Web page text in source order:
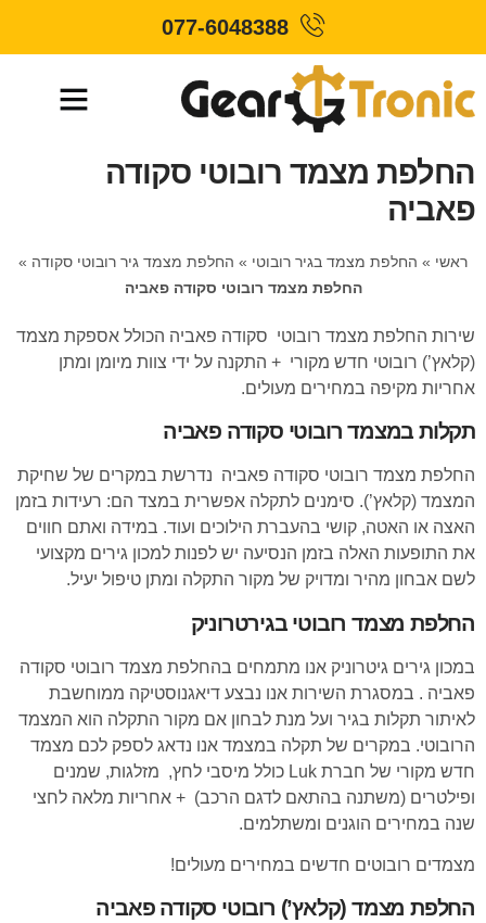
077-6048388
החלפת מצמד רובוטי סקודה
פאביה
ראשי » החלפת מצמד בגיר רובוטי » החלפת מצמד גיר רובוטי סקודה »
החלפת מצמד רובוטי סקודה פאביה
שירות החלפת מצמד רובוטי סקודה פאביה הכולל אספקת מצמד
(קלאץ’) רובוטי חדש מקורי + התקנה על ידי צוות מיומן ומתן
אחריות מקיפה במחירים מעולים.
תקלות במצמד רובוטי סקודה פאביה
החלפת מצמד רובוטי סקודה פאביה נדרשת במקרים של שחיקת
המצמד (קלאץ’). סימנים לתקלה אפשרית במצד הם: רעידות בזמן
האצה או האטה, קושי בהעברת הילוכים ועוד. במידה ואתם חווים
את התופעות האלה בזמן הנסיעה יש לפנות למכון גירים מקצועי
לשם אבחון מהיר ומדויק של מקור התקלה ומתן טיפול יעיל.
החלפת מצמד רובוטי בגירטרוניק
במכון גירים גיטרוניק אנו מתמחים בהחלפת מצמד רובוטי סקודה
פאביה . במסגרת השירות אנו נבצע דיאגנוסטיקה ממוחשבת
לאיתור תקלות בגיר ועל מנת לבחון אם מקור התקלה הוא המצמד
הרובוטי. במקרים של תקלה במצמד אנו נדאג לספק לכם מצמד
חדש מקורי של חברת Luk כולל מיסבי לחץ, מזלגות, שמנים
ופילטרים (משתנה בהתאם לדגם הרכב) + אחריות מלאה לחצי
שנה במחירים הוגנים ומשתלמים.
מצמדים רובוטים חדשים במחירים מעולים!
החלפת מצמד (קלאץ’) רובוטי סקודה פאביה